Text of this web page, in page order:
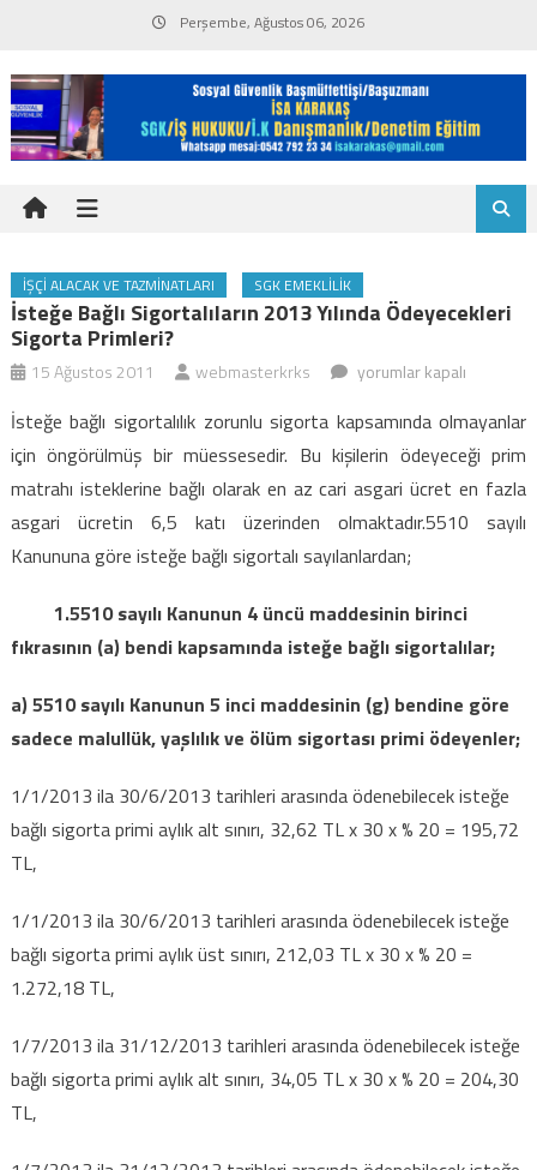
content
Perşembe, Ağustos 06, 2026
İŞÇI ALACAK VE TAZMINATLARI SGK EMEKLILIK
İsteğe Bağlı Sigortalıların 2013 Yılında Ödeyecekleri
Sigorta Primleri?
15 Ağustos 2011 webmasterkrks
İsteğe
sigortalıların
2013
yılında
ödeyecekleri
sigorta
için
yorumlar kapalı
İsteğe bağlı sigortalılık zorunlu sigorta kapsamında olmayanlar
için öngörülmüş bir müessesedir. Bu kişilerin ödeyeceği prim
matrahı isteklerine bağlı olarak en az cari asgari ücret en fazla
asgari ücretin 6,5 katı üzerinden olmaktadır.5510 sayılı
Kanununa göre isteğe bağlı sigortalı sayılanlardan;
1.5510 sayılı Kanunun 4 üncü maddesinin birinci
fıkrasının (a) bendi kapsamında isteğe bağlı sigortalılar;
a) 5510 sayılı Kanunun 5 inci maddesinin (g) bendine göre
sadece malullük, yaşlılık ve ölüm sigortası primi ödeyenler;
1/1/2013 ila 30/6/2013 tarihleri arasında ödenebilecek isteğe
bağlı sigorta primi aylık alt sınırı, 32,62 TL x 30 x % 20 = 195,72
TL,
1/1/2013 ila 30/6/2013 tarihleri arasında ödenebilecek isteğe
bağlı sigorta primi aylık üst sınırı, 212,03 TL x 30 x % 20 =
1.272,18 TL,
1/7/2013 ila 31/12/2013 tarihleri arasında ödenebilecek isteğe
bağlı sigorta primi aylık alt sınırı, 34,05 TL x 30 x % 20 = 204,30
TL,